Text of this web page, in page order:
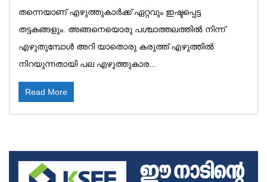
തന്നെയാണ് എഴുത്തുകാർക്ക് ഏറ്റവും ഇഷ്ടപ്പെട്ട
തട്ടകങ്ങളും. അങ്ങനെയൊരു പശ്ചാത്തലത്തിൽ നിന്ന്
എഴുതുമ്പോൾ അറി യാതൊരു കരുത്ത് എഴുത്തിൽ
നിറയുന്നതായി പല എഴുത്തുകാര...
Read More